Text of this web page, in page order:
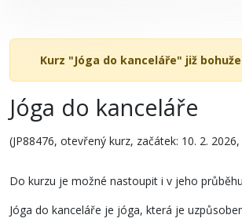
Kurz "Jóga do kanceláře" již
Jóga do kanceláře
(JP88476, otevřený kurz, začátek: 10. 2.
Do kurzu je možné nastoupit i v jeho
Jóga do kanceláře je jóga, která je